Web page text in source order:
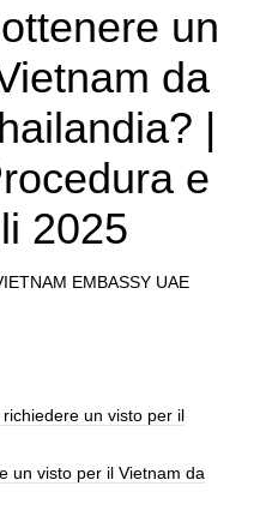
un
da
|
e
2025
EMBASSY UAE
un visto per il
un visto per il Vietnam da